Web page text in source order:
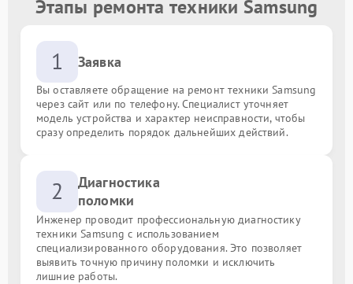
Этапы ремонта техники Samsung
1 Заявка
Вы оставляете обращение на ремонт техники Samsung
через сайт или по телефону. Специалист уточняет
модель устройства и характер неисправности, чтобы
сразу определить порядок дальнейших действий.
2
Диагностика
поломки
Инженер проводит профессиональную диагностику
техники Samsung с использованием
специализированного оборудования. Это позволяет
выявить точную причину поломки и исключить
лишние работы.